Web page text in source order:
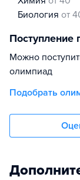
биология от
Поступление
Можно
олимпиад
Подобрать